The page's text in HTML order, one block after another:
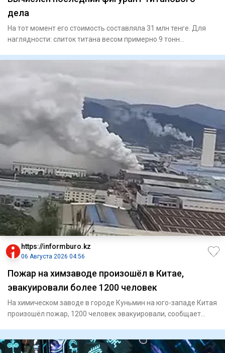
дела
На тот момент его стоимость составляла 31 млн тенге. Для
наглядности: слиток титана весом примерно 9 тонн
https://informburo.kz
06 Августа 2026 04:56
Пожар на химзаводе произошёл в Китае,
эвакуировали более 1200 человек
На химическом заводе в городе Куньмин на юго-западе Китая
произошёл пожар, 1200 человек эвакуировали, сообщает